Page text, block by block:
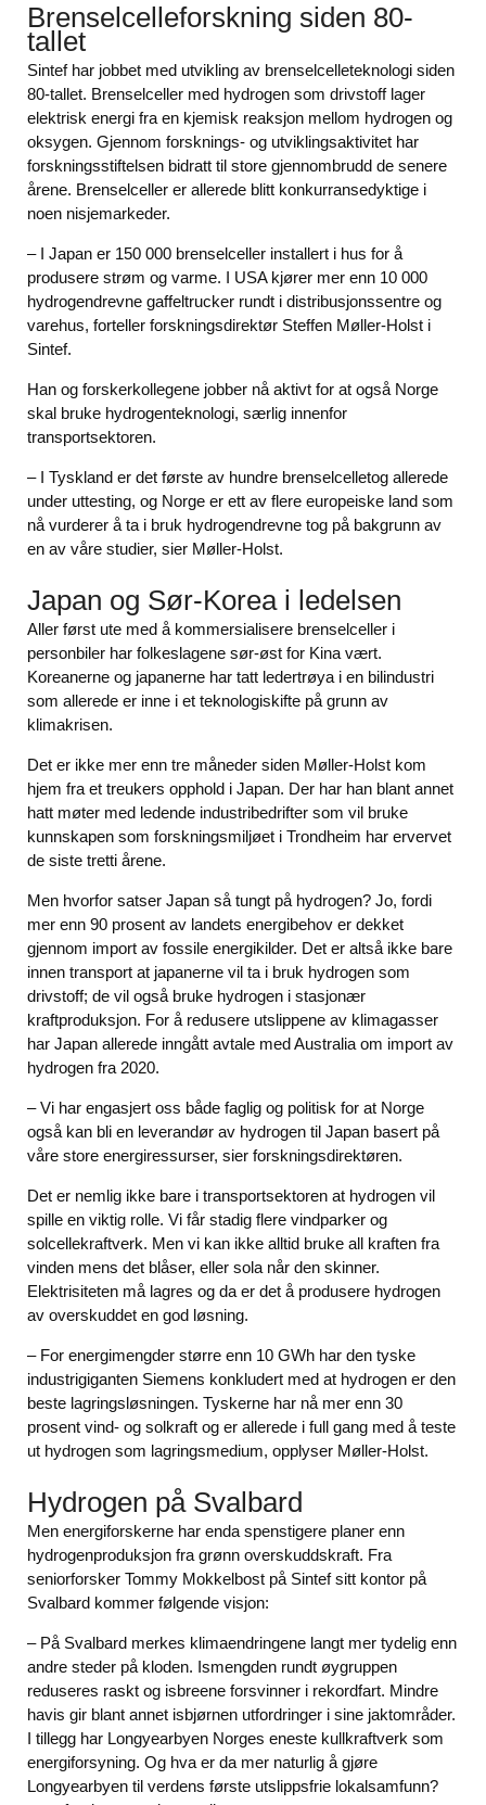
Brenselcelleforskning siden 80-
tallet
Sintef har jobbet med utvikling av brenselcelleteknologi siden
80-tallet. Brenselceller med hydrogen som drivstoff lager
elektrisk energi fra en kjemisk reaksjon mellom hydrogen og
oksygen. Gjennom forsknings- og utviklingsaktivitet har
forskningsstiftelsen bidratt til store gjennombrudd de senere
årene. Brenselceller er allerede blitt konkurransedyktige i
noen nisjemarkeder.
– I Japan er 150 000 brenselceller installert i hus for å
produsere strøm og varme. I USA kjører mer enn 10 000
hydrogendrevne gaffeltrucker rundt i distribusjonssentre og
varehus, forteller forskningsdirektør Steffen Møller-Holst i
Sintef.
Han og forskerkollegene jobber nå aktivt for at også Norge
skal bruke hydrogenteknologi, særlig innenfor
transportsektoren.
– I Tyskland er det første av hundre brenselcelletog allerede
under uttesting, og Norge er ett av flere europeiske land som
nå vurderer å ta i bruk hydrogendrevne tog på bakgrunn av
en av våre studier, sier Møller-Holst.
Japan og Sør-Korea i ledelsen
Aller først ute med å kommersialisere brenselceller i
personbiler har folkeslagene sør-øst for Kina vært.
Koreanerne og japanerne har tatt ledertrøya i en bilindustri
som allerede er inne i et teknologiskifte på grunn av
klimakrisen.
Det er ikke mer enn tre måneder siden Møller-Holst kom
hjem fra et treukers opphold i Japan. Der har han blant annet
hatt møter med ledende industribedrifter som vil bruke
kunnskapen som forskningsmiljøet i Trondheim har ervervet
de siste tretti årene.
Men hvorfor satser Japan så tungt på hydrogen? Jo, fordi
mer enn 90 prosent av landets energibehov er dekket
gjennom import av fossile energikilder. Det er altså ikke bare
innen transport at japanerne vil ta i bruk hydrogen som
drivstoff; de vil også bruke hydrogen i stasjonær
kraftproduksjon. For å redusere utslippene av klimagasser
har Japan allerede inngått avtale med Australia om import av
hydrogen fra 2020.
– Vi har engasjert oss både faglig og politisk for at Norge
også kan bli en leverandør av hydrogen til Japan basert på
våre store energiressurser, sier forskningsdirektøren.
Det er nemlig ikke bare i transportsektoren at hydrogen vil
spille en viktig rolle. Vi får stadig flere vindparker og
solcellekraftverk. Men vi kan ikke alltid bruke all kraften fra
vinden mens det blåser, eller sola når den skinner.
Elektrisiteten må lagres og da er det å produsere hydrogen
av overskuddet en god løsning.
– For energimengder større enn 10 GWh har den tyske
industrigiganten Siemens konkludert med at hydrogen er den
beste lagringsløsningen. Tyskerne har nå mer enn 30
prosent vind- og solkraft og er allerede i full gang med å teste
ut hydrogen som lagringsmedium, opplyser Møller-Holst.
Hydrogen på Svalbard
Men energiforskerne har enda spenstigere planer enn
hydrogenproduksjon fra grønn overskuddskraft. Fra
seniorforsker Tommy Mokkelbost på Sintef sitt kontor på
Svalbard kommer følgende visjon:
– På Svalbard merkes klimaendringene langt mer tydelig enn
andre steder på kloden. Ismengden rundt øygruppen
reduseres raskt og isbreene forsvinner i rekordfart. Mindre
havis gir blant annet isbjørnen utfordringer i sine jaktområder.
I tillegg har Longyearbyen Norges eneste kullkraftverk som
energiforsyning. Og hva er da mer naturlig å gjøre
Longyearbyen til verdens første utslippsfrie lokalsamfunn?